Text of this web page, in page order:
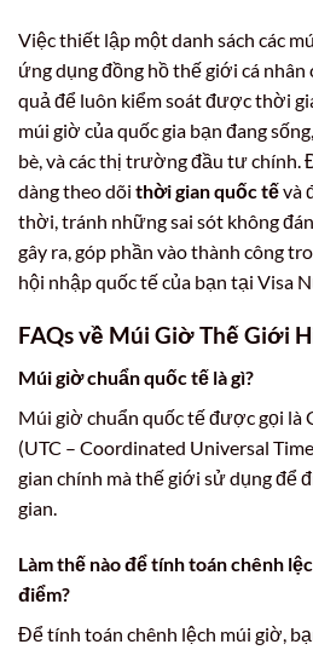
Việc thiết lập một danh sách các
ứng dụng đồng hồ thế giới cá nhân
quả để luôn kiểm soát được thời
múi giờ của quốc gia bạn đang
bè, và các thị trường đầu tư chính.
dàng theo dõi thời gian quốc tếvà
thời, tránh những sai sót không
gây ra, góp phần vào thành công
hội nhập quốc tế của bạn tại Visa
FAQs về Múi Giờ Thế Giới
Múi giờ chuẩn quốc tế là gì?
Múi giờ chuẩn quốc tế được gọi là
(UTC – Coordinated Universal
gian chính mà thế giới sử dụng để
gian.
Làm thế nào để tính toán chênh
điểm?
Để tính toán chênh lệch múi giờ,